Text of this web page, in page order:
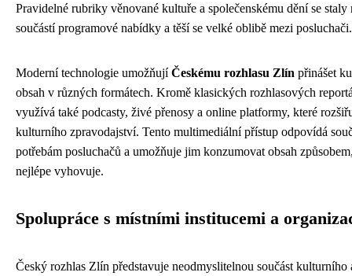
Pravidelné rubriky věnované kultuře a společenskému dění se staly
součástí programové nabídky a těší se velké oblibě mezi posluchači.
Moderní technologie umožňujíČeskému rozhlasu Zlín přinášet
obsah v různých formátech. Kromě klasických rozhlasových
využívá také podcasty, živé přenosy a online platformy, které
kulturního zpravodajství. Tento multimediální přístup odpovídá
potřebám posluchačů a umožňuje jim konzumovat obsah
nejlépe vyhovuje.
Spolupráce s místními institucemi a
Český rozhlas Zlín představuje neodmyslitelnou součást kulturního